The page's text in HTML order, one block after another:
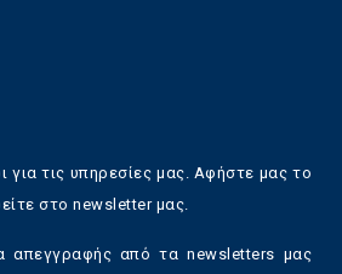
για τις υπηρεσίες μας. Αφήστε μας το
στο newsletter μας.
απεγγραφής από τα newsletters μας